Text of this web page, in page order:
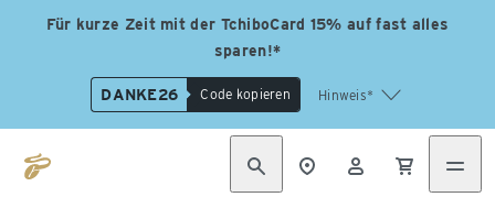
Für kurze Zeit mit der TchiboCard 15% auf fast alles
sparen!*
DANKE26 Code kopieren Hinweis*